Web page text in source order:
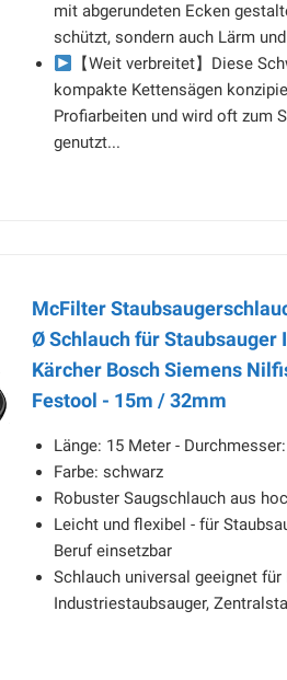
mit abgerundeten Ecken
schützt, sondern auch Lärm
【Weit verbreitet】Diese
kompakte Kettensägen
Profiarbeiten und wird oft zum
genutzt...
McFilter
Ø Schlauch für Staubsauger
Kärcher Bosch Siemens
Festool - 15m / 32mm
Länge: 15 Meter -
Farbe: schwarz
Robuster Saugschlauch aus
Leicht und flexibel - für
Beruf einsetzbar
Schlauch universal geeignet für
Industriestaubsauger,